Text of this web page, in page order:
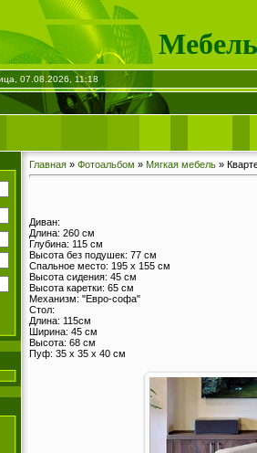
07.08.2026, 11:18
Главная » Фотоальбом » Мягкая мебель »
Диван:
Длина: 260 см
Глубина: 115 см
Высота без подушек: 77 см
Спальное место: 195 х 155 см
Высота сидения: 45 см
Высота каретки: 65 см
Механизм: "Евро-софа"
Стол:
Длина: 115см
Ширина: 45 см
Высота: 68 см
Пуф: 35 х 35 х 40 см